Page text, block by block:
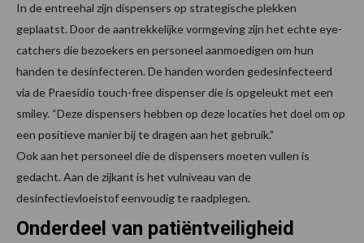
In de entreehal zijn dispensers op strategische plekken
geplaatst. Door de aantrekkelijke vormgeving zijn het echte eye-
catchers die bezoekers en personeel aanmoedigen om hun
handen te desinfecteren. De handen worden gedesinfecteerd
via de Praesidio touch-free dispenser die is opgeleukt met een
smiley. “Deze dispensers hebben op deze locaties het doel om op
een positieve manier bij te dragen aan het gebruik.”
Ook aan het personeel die de dispensers moeten vullen is
gedacht. Aan de zijkant is het vulniveau van de
desinfectievloeistof eenvoudig te raadplegen.
Onderdeel van patiëntveiligheid